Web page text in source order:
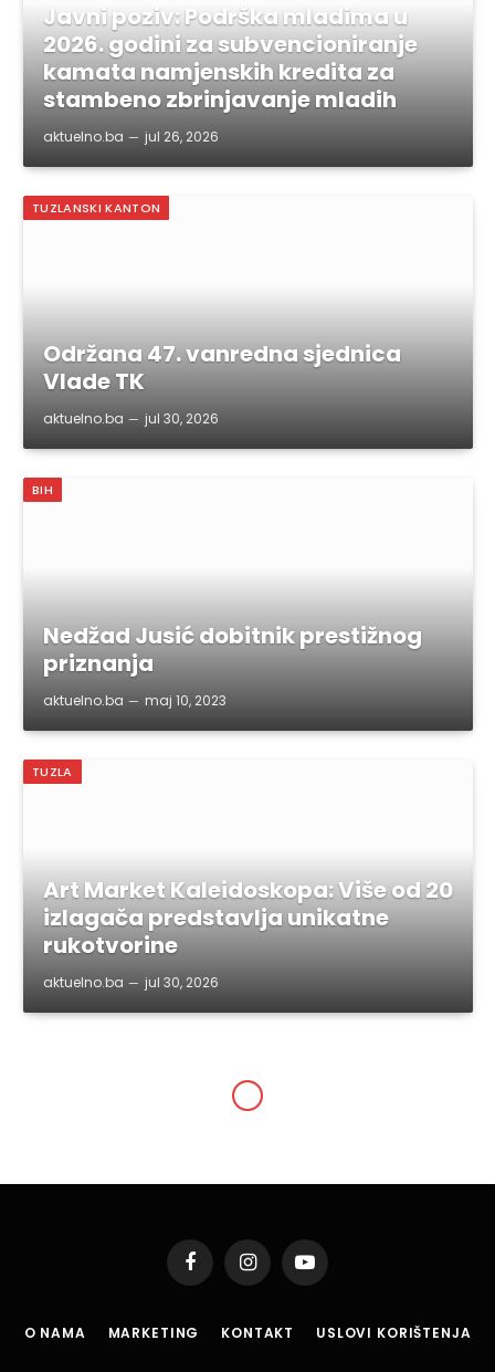
Javni poziv: Podrška mladima u
2026. godini za subvencioniranje
kamata namjenskih kredita za
stambeno zbrinjavanje mladih
aktuelno.ba jul 26, 2026
TUZLANSKI KANTON
Održana 47. vanredna sjednica
Vlade TK
aktuelno.ba jul 30, 2026
BIH
Nedžad Jusić dobitnik prestižnog
priznanja
aktuelno.ba maj 10, 2023
TUZLA
Art Market Kaleidoskopa: Više od 20
izlagača predstavlja unikatne
rukotvorine
aktuelno.ba jul 30, 2026
FacebookInstagramYouTube
O NAMA MARKETING KONTAKT USLOVI KORIŠTENJA